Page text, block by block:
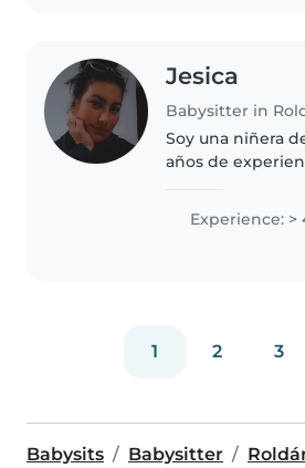
Jesica
Babysitter in
Soy una niñera
años de
preescolar. Soy
responsable,
que disfruta de
Experience: >
1 2 3
Babysits Babysitter